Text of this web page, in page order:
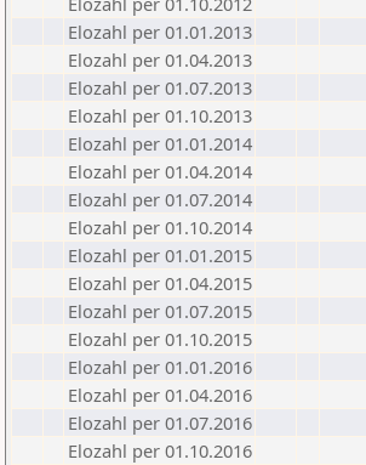
Elozahl per 01.01.2013
Elozahl per 01.04.2013
Elozahl per 01.07.2013
Elozahl per 01.10.2013
Elozahl per 01.01.2014
Elozahl per 01.04.2014
Elozahl per 01.07.2014
Elozahl per 01.10.2014
Elozahl per 01.01.2015
Elozahl per 01.04.2015
Elozahl per 01.07.2015
Elozahl per 01.10.2015
Elozahl per 01.01.2016
Elozahl per 01.04.2016
Elozahl per 01.07.2016
Elozahl per 01.10.2016